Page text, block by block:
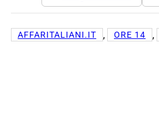
AFFARITALIANI.IT , ORE 14 ,